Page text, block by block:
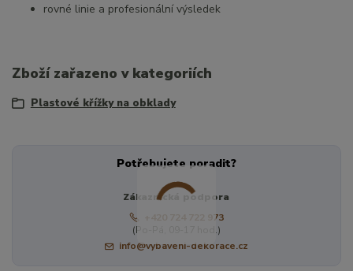
rovné linie a profesionální výsledek
Zboží zařazeno v kategoriích
Plastové křížky na obklady
Potřebujete poradit?
Zákaznická podpora
+420 724 722 973
(Po-Pá, 09-17 hod.)
info@vybaveni-dekorace.cz